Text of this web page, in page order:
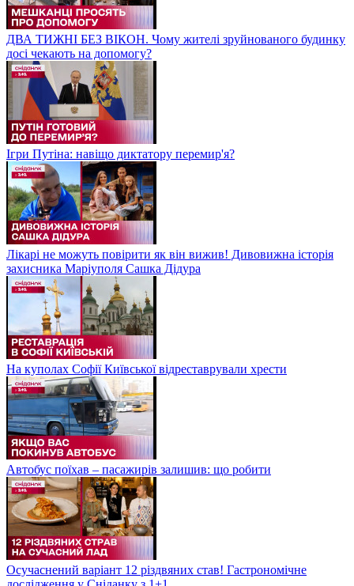
ДВА ТИЖНІ БЕЗ ВІКОН. Чому жителі зруйнованого будинку
досі чекають на допомогу?
Ігри Путіна: навіщо диктатору перемир'я?
Лікарі не можуть повірити як він вижив! Дивовижна історія
захисника Маріуполя Сашка Дідура
На куполах Софії Київської відреставрували хрести
Автобус поїхав – пасажирів залишив: що робити
Осучаснений варіант 12 різдвяних став! Гастрономічне